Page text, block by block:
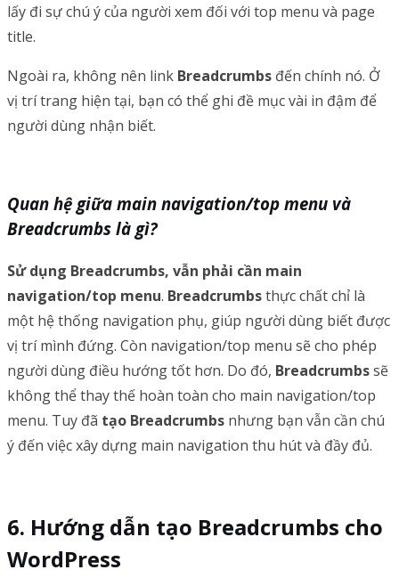
lấy đi sự chú ý của người xem đối với top menu và page
title.
Ngoài ra, không nên link Breadcrumbs đến chính nó. Ở
vị trí trang hiện tại, bạn có thể ghi đề mục vài in đậm để
người dùng nhận biết.
Quan hệ giữa main navigation/top menu và
Breadcrumbs là gì?
Sử dụng Breadcrumbs, vẫn phải cần main
navigation/top menu. Breadcrumbsthực chất chỉ là
một hệ thống navigation phụ, giúp người dùng biết được
vị trí mình đứng. Còn navigation/top menu sẽ cho phép
người dùng điều hướng tốt hơn. Do đó, Breadcrumbssẽ
không thể thay thế hoàn toàn cho main navigation/top
menu. Tuy đã tạo Breadcrumbs nhưng bạn vẫn cần chú
ý đến việc xây dựng main navigation thu hút và đầy đủ.
Hướng dẫn tạo Breadcrumbs cho
WordPress